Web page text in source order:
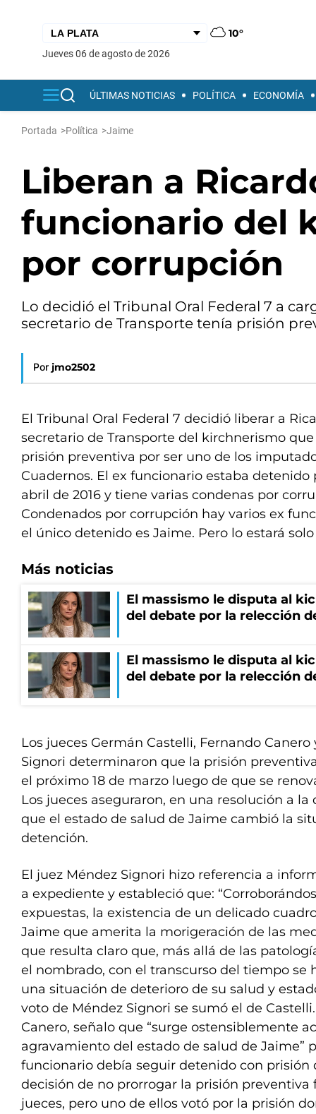
10°
jueves 06 de agosto de 2026
ÚLTIMAS NOTICIAS POLÍTICA ECONOMÍA
Portada >Política >Jaime
Liberan a
funcionario del
por corrupción
Lo decidió el Tribunal Oral Federal 7 a
secretario de Transporte tenía prisión
Por jmo2502
El Tribunal Oral Federal 7 decidió liberar a
secretario de Transporte del kirchnerismo
prisión preventiva por ser uno de los
Cuadernos. El ex funcionario estaba detenido
abril de 2016 y tiene varias condenas por
Condenados por corrupción hay varios ex
el único detenido es Jaime. Pero lo estará
Más noticias
El massismo le disputa al
del debate por la relección
El massismo le disputa al
del debate por la relección
Los jueces Germán Castelli, Fernando
Signori determinaron que la prisión
el próximo 18 de marzo luego de que se
Los jueces aseguraron, en una resolución a la
que el estado de salud de Jaime cambió la
detención.
El juez Méndez Signori hizo referencia a
a expediente y estableció que:
expuestas, la existencia de un delicado
Jaime que amerita la morigeración de las
que resulta claro que, más allá de las
el nombrado, con el transcurso del tiempo se
una situación de deterioro de su salud y
voto de Méndez Signori se sumó el de
Canero, señalo que “surge ostensiblemente
agravamiento del estado de salud de Jaime”
funcionario debía seguir detenido con prisión
decisión de no prorrogar la prisión preventiva
jueces, pero uno de ellos votó por la prisión